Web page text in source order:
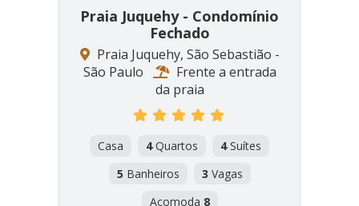
Praia Juquehy - Condomínio
Fechado
Praia Juquehy, São Sebastião -
São Paulo
Frente a entrada
da praia
Casa 4Quartos 4Suítes
5 Banheiros 3 Vagas
Acomoda 8